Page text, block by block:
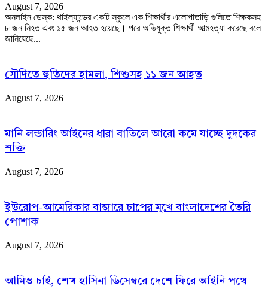
August 7, 2026
অনলাইন ডেস্ক: থাইল্যান্ডের একটি স্কুলে এক শিক্ষার্থীর এলোপাতাড়ি গুলিতে শিক্ষকসহ
৮ জন নিহত এবং ১৫ জন আহত হয়েছে। পরে অভিযুক্ত শিক্ষার্থী আত্মহত্যা করেছে বলে
জানিয়েছে...
সৌদিতে হুতিদের হামলা, শিশুসহ ১১ জন আহত
August 7, 2026
মানি লন্ডারিং আইনের ধারা বাতিলে আরো কমে যাচ্ছে দুদকের
শক্তি
August 7, 2026
ইউরোপ-আমেরিকার বাজারে চাপের মুখে বাংলাদেশের তৈরি
পোশাক
August 7, 2026
আমিও চাই, শেখ হাসিনা ডিসেম্বরে দেশে ফিরে আইনি পথে